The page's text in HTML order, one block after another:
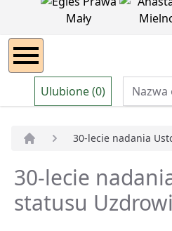
Ulubione (0)
30-lecie nadania
30-lecie
statusu